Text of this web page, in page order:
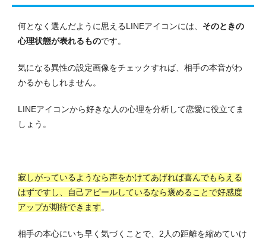
何となく選んだように思えるLINEアイコンには、 そのときの
心理状態が表れるものです。
気になる異性の設定画像をチェックすれば、相手の本音がわ
かるかもしれません。
LINEアイコンから好きな人の心理を分析して恋愛に役立てま
しょう。
寂しがっているようなら声をかけてあげれば喜んでもらえる
はずですし、自己アピールしているなら褒めることで好感度
アップが期待できます。
相手の本心にいち早く気づくことで、2人の距離を縮めていけ